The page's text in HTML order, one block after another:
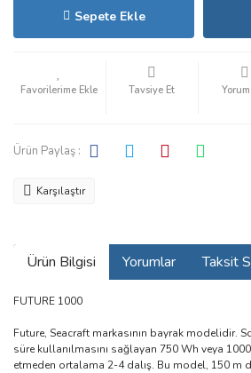
Sepete Ekle
Tavsiye Et
Ürün Paylaş :
Karşılaştır
Ürün Bilgisi Yorumlar Taksit
FUTURE 1000
Future, Seacraft markasının bayrak modelidir.
süre kullanılmasını sağlayan 750 Wh veya
etmeden ortalama 2-4 dalış. Bu model, 150 m